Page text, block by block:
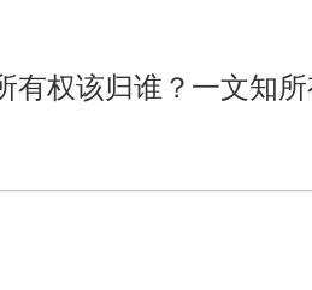
有权该归谁？一文知